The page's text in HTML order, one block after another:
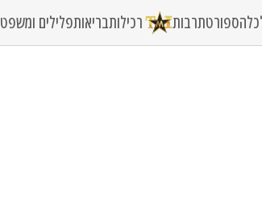
ספורטתרבות רכילותבריאותפלילים ומשפט